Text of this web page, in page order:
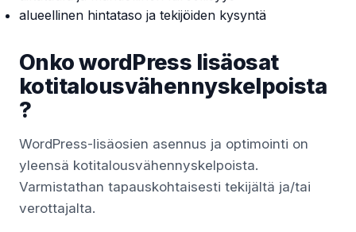
alueellinen hintataso ja tekijöiden kysyntä
Onko wordPress lisäosat
kotitalousvähennyskelpoista
?
WordPress-lisäosien asennus ja optimointi on
yleensä kotitalousvähennyskelpoista.
Varmistathan tapauskohtaisesti tekijältä ja/tai
verottajalta.